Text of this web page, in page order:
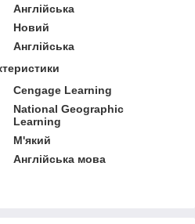
Англійська
Новий
Англійська
Cengage Learning
National Geographic
Learning
М'який
Англійська мова